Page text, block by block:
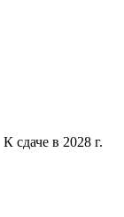
К сдаче в 2028 г.